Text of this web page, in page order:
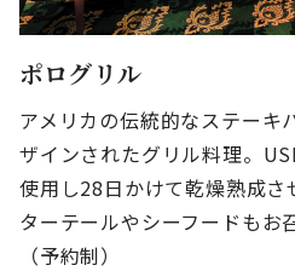
ポログリル
アメリカの伝統的なステーキ
ザインされたグリル料理。
使用し28日かけて乾燥熟成さ
ターテールやシーフードもお
（予約制）